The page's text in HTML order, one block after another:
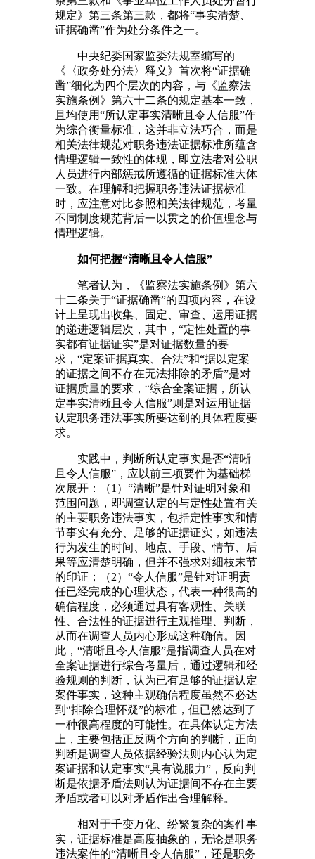
规定》第三条第三款，都将“事实清楚、
证据确凿”作为处分条件之一。
中央纪委国家监委法规室编写的
《〈政务处分法〉释义》首次将“证据确
凿”细化为四个层次的内容，与《监察法
实施条例》第六十二条的规定基本一致，
且均使用“所认定事实清晰且令人信服”作
为综合衡量标准，这并非立法巧合，而是
相关法律规范对职务违法证据标准所蕴含
情理逻辑一致性的体现，即立法者对公职
人员进行内部惩戒所遵循的证据标准大体
一致。在理解和把握职务违法证据标准
时，应注意对比参照相关法律规范，考量
不同制度规范背后一以贯之的价值理念与
情理逻辑。
如何把握“清晰且令人信服”
笔者认为，《监察法实施条例》第六
十二条关于“证据确凿”的四项内容，在设
计上呈现出收集、固定、审查、运用证据
的递进逻辑层次，其中，“定性处置的事
实都有证据证实”是对证据数量的要
求，“定案证据真实、合法”和“据以定案
的证据之间不存在无法排除的矛盾”是对
证据质量的要求，“综合全案证据，所认
定事实清晰且令人信服”则是对运用证据
认定职务违法事实所要达到的具体程度要
求。
实践中，判断所认定事实是否“清晰
且令人信服”，应以前三项要件为基础梯
次展开：（1）“清晰”是针对证明对象和
范围问题，即调查认定的与定性处置有关
的主要职务违法事实，包括定性事实和情
节事实有充分、足够的证据证实，如违法
行为发生的时间、地点、手段、情节、后
果等应清楚明确，但并不强求对细枝末节
的印证；（2）“令人信服”是针对证明责
任已经完成的心理状态，代表一种很高的
确信程度，必须通过具有客观性、关联
性、合法性的证据进行主观推理、判断，
从而在调查人员内心形成这种确信。因
此，“清晰且令人信服”是指调查人员在对
全案证据进行综合考量后，通过逻辑和经
验规则的判断，认为已有足够的证据认定
案件事实，这种主观确信程度虽然不必达
到“排除合理怀疑”的标准，但已然达到了
一种很高程度的可能性。在具体认定方法
上，主要包括正反两个方向的判断，正向
判断是调查人员依据经验法则内心认为定
案证据和认定事实“具有说服力”，反向判
断是依据矛盾法则认为证据间不存在主要
矛盾或者可以对矛盾作出合理解释。
相对于千变万化、纷繁复杂的案件事
实，证据标准是高度抽象的，无论是职务
违法案件的“清晰且令人信服”，还是职务